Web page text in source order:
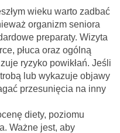
wieku warto zadbać
organizm seniora
preparaty. Wizyta
płuca oraz ogólną
ryzyko powikłań. Jeśli
lub wykazuje objawy
przesunięcia na inny
diety, poziomu
Ważne jest, aby